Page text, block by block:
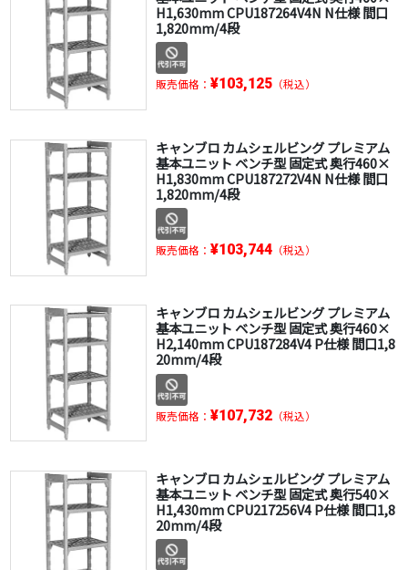
H1,630mm CPU187264V4N N仕様 間口
1,820mm/4段
販売価格： ¥103,125（税込）
キャンブロ カムシェルビング プレミアム
基本ユニット ベンチ型 固定式 奥行460×
H1,830mm CPU187272V4N N仕様 間口
1,820mm/4段
販売価格： ¥103,744（税込）
キャンブロ カムシェルビング プレミアム
基本ユニット ベンチ型 固定式 奥行460×
H2,140mm CPU187284V4 P仕様 間口1,8
20mm/4段
販売価格： ¥107,732（税込）
キャンブロ カムシェルビング プレミアム
基本ユニット ベンチ型 固定式 奥行540×
H1,430mm CPU217256V4 P仕様 間口1,8
20mm/4段